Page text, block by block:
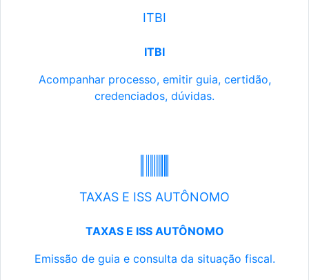
ITBI
ITBI
Acompanhar processo, emitir guia, certidão,
credenciados, dúvidas.
TAXAS E ISS AUTÔNOMO
TAXAS E ISS AUTÔNOMO
Emissão de guia e consulta da situação fiscal.